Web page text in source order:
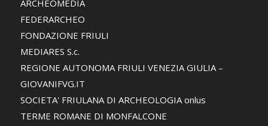
ARCHEOMEDIA
FEDERARCHEO
FONDAZIONE FRIULI
MEDIARES S.c.
REGIONE AUTONOMA FRIULI VENEZIA GIULIA –
GIOVANIFVG.IT
SOCIETA' FRIULANA DI ARCHEOLOGIA onlus
TERME ROMANE DI MONFALCONE